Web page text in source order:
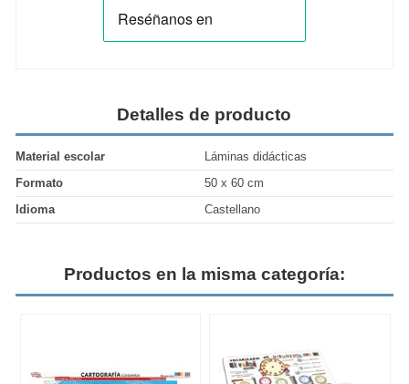
Detalles de producto
Material escolar
Láminas didácticas
Formato
50 x 60 cm
Idioma
Castellano
Productos en la misma categoría: